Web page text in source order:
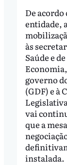
De acordo
entidade,
às
Saúde e de
governo
(GDF) e à
vai
que a
instalada.